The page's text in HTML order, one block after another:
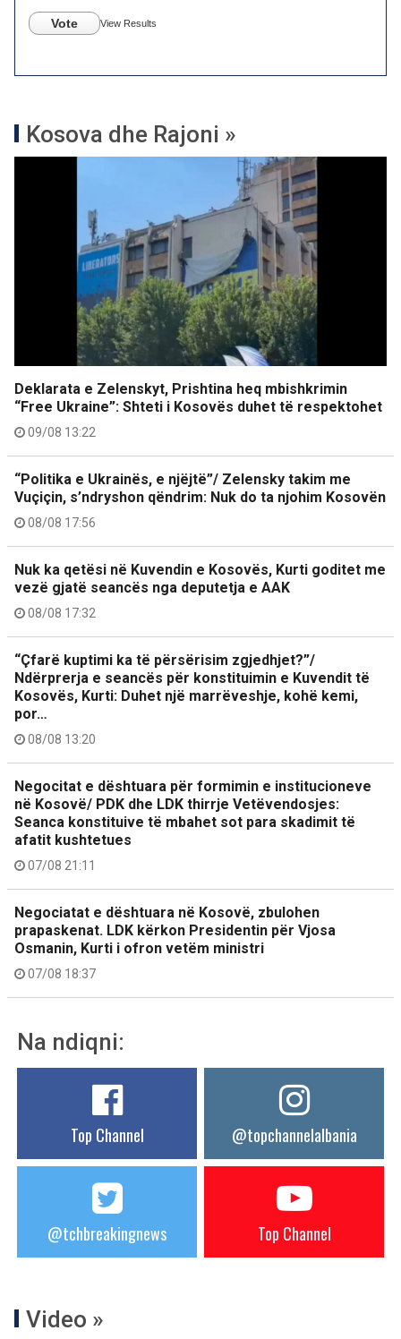
Vote View Results
Kosova dhe Rajoni »
Deklarata e Zelenskyt, Prishtina heq mbishkrimin
“Free Ukraine”: Shteti i Kosovës duhet të respektohet
09/08 13:22
“Politika e Ukrainës, e njëjtë”/ Zelensky takim me
Vuçiçin, s’ndryshon qëndrim: Nuk do ta njohim Kosovën
08/08 17:56
Nuk ka qetësi në Kuvendin e Kosovës, Kurti goditet me
vezë gjatë seancës nga deputetja e AAK
08/08 17:32
“Çfarë kuptimi ka të përsërisim zgjedhjet?”/
Ndërprerja e seancës për konstituimin e Kuvendit të
Kosovës, Kurti: Duhet një marrëveshje, kohë kemi,
por…
08/08 13:20
Negocitat e dështuara për formimin e institucioneve
në Kosovë/ PDK dhe LDK thirrje Vetëvendosjes:
Seanca konstituive të mbahet sot para skadimit të
afatit kushtetues
07/08 21:11
Negociatat e dështuara në Kosovë, zbulohen
prapaskenat. LDK kërkon Presidentin për Vjosa
Osmanin, Kurti i ofron vetëm ministri
07/08 18:37
Na ndiqni:
Top Channel @topchannelalbania
@tchbreakingnews Top Channel
Video »